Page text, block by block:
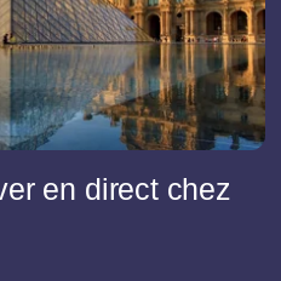
en direct chez